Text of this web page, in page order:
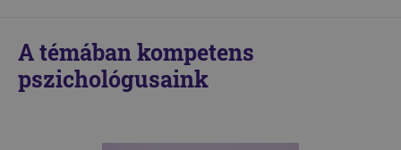
A témában kompetens
pszichológusaink